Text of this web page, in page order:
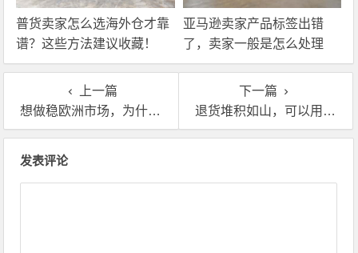
普货卖家怎么选海外仓才靠
谱？这些方法建议收藏！
亚马逊卖家产品标签出错
了，卖家一般是怎么处理
的？
上一篇
想做稳欧洲市场，为什么必须搞定海外仓一件代发？
下一篇
退货堆积如山，可以用欧美海外仓来处理！
发表评论